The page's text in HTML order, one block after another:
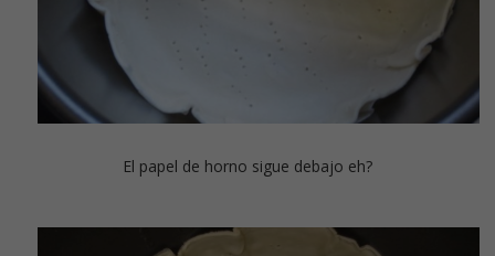
El papel de horno sigue debajo eh?